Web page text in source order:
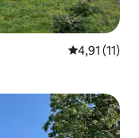
Povprečna
4,91 (11)